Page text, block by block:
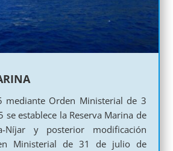
mediante Orden Ministerial de 3
se establece la Reserva Marina de
Níjar y posterior modificación
Ministerial de 31 de julio de